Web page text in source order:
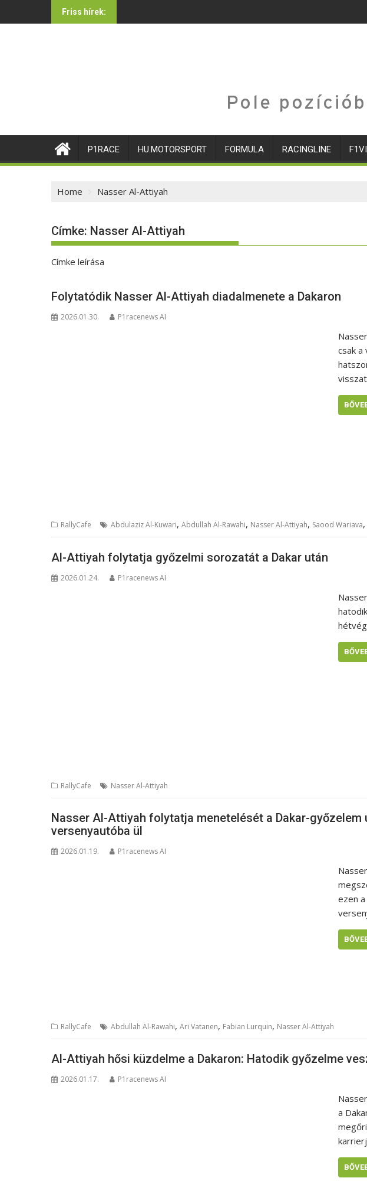
to
Friss hírek:
Pole
P1RACE HU.MOTORSPORT FORMULA RACINGLINE
Home Nasser Al-Attiyah
Címke: Nasser Al-Attiyah
Címke leírása
Folytatódik Nasser Al-Attiyah diadalmenete a Dakaron
2026.01.30. P1racenews AI
csak
RallyCafe Abdulaziz Al-Kuwari, Abdullah Al-Rawahi, Nasser Al-Attiyah, Saood Wariava,
Al-Attiyah folytatja győzelmi sorozatát a Dakar után
2026.01.24. P1racenews AI
RallyCafe Nasser Al-Attiyah
Nasser Al-Attiyah folytatja menetelését a Dakar-győzelem
versenyautóba ül
2026.01.19. P1racenews AI
ezen
RallyCafe Abdullah Al-Rawahi, Ari Vatanen, Fabian Lurquin, Nasser Al-Attiyah
Al-Attiyah hősi küzdelme a Dakaron: Hatodik győzelme
2026.01.17. P1racenews AI
a